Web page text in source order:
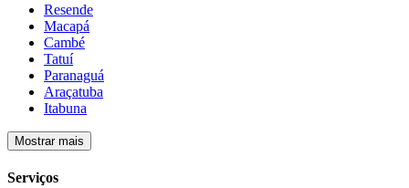
Resende
Macapá
Cambé
Tatuí
Paranaguá
Araçatuba
Itabuna
Mostrar mais
Serviços